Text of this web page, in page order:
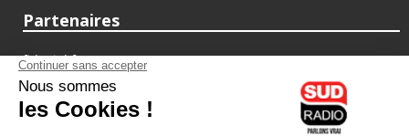
Partenaires
fiducial.fr
lyoncapitale.fr
olympique-et-lyonnais.com